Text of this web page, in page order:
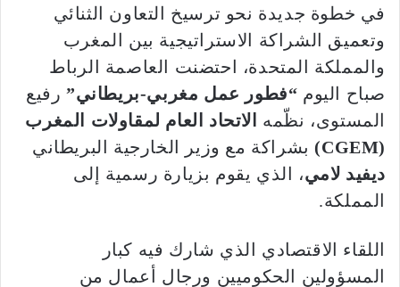
في خطوة جديدة نحو ترسيخ التعاون الثنائي
وتعميق الشراكة الاستراتيجية بين المغرب
والمملكة المتحدة، احتضنت العاصمة الرباط
صباح اليوم “فطور عمل مغربي-بريطاني” رفيع
المستوى، نظّمه
الاتحاد العام لمقاولات المغرب
(CGEM)
بشراكة مع وزير الخارجية البريطاني
ديفيد لامي، الذي يقوم بزيارة رسمية إلى
المملكة.
اللقاء الاقتصادي الذي شارك فيه كبار
المسؤولين الحكوميين ورجال أعمال من